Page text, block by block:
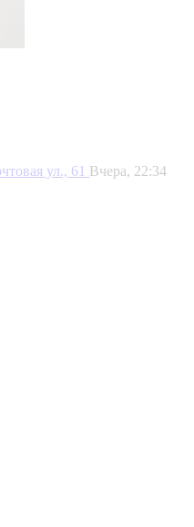
ул., 61 Вчера, 22:34